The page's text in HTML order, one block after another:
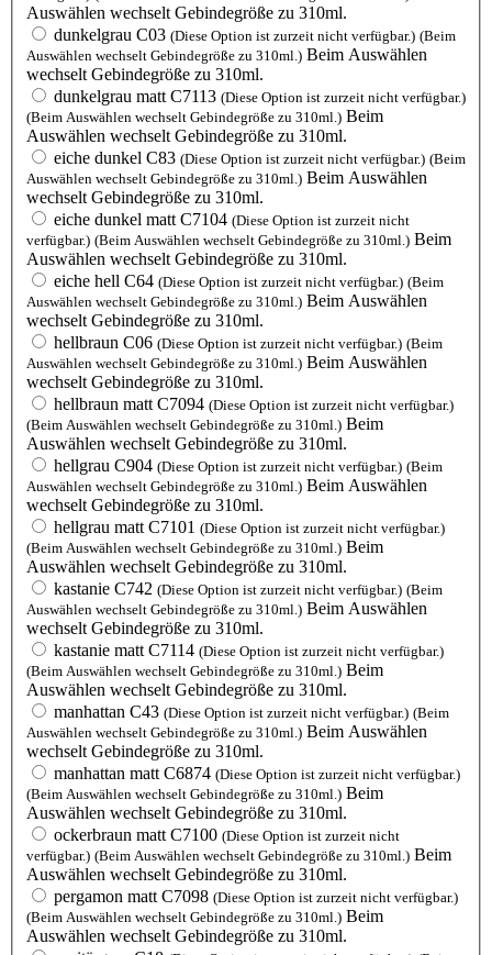
Auswählen wechselt Gebindegröße zu 310ml.
dunkelgrau C03 (Diese Option ist zurzeit nicht verfügbar.) (Beim
Auswählen wechselt Gebindegröße zu 310ml.) Beim Auswählen
wechselt Gebindegröße zu 310ml.
dunkelgrau matt C7113 (Diese Option ist zurzeit nicht verfügbar.)
(Beim Auswählen wechselt Gebindegröße zu 310ml.) Beim
Auswählen wechselt Gebindegröße zu 310ml.
eiche dunkel C83 (Diese Option ist zurzeit nicht verfügbar.) (Beim
Auswählen wechselt Gebindegröße zu 310ml.) Beim Auswählen
wechselt Gebindegröße zu 310ml.
eiche dunkel matt C7104 (Diese Option ist zurzeit nicht
verfügbar.) (Beim Auswählen wechselt Gebindegröße zu 310ml.) Beim
Auswählen wechselt Gebindegröße zu 310ml.
eiche hell C64 (Diese Option ist zurzeit nicht verfügbar.) (Beim
Auswählen wechselt Gebindegröße zu 310ml.) Beim Auswählen
wechselt Gebindegröße zu 310ml.
hellbraun C06 (Diese Option ist zurzeit nicht verfügbar.) (Beim
Auswählen wechselt Gebindegröße zu 310ml.) Beim Auswählen
wechselt Gebindegröße zu 310ml.
hellbraun matt C7094 (Diese Option ist zurzeit nicht verfügbar.)
(Beim Auswählen wechselt Gebindegröße zu 310ml.) Beim
Auswählen wechselt Gebindegröße zu 310ml.
hellgrau C904 (Diese Option ist zurzeit nicht verfügbar.) (Beim
Auswählen wechselt Gebindegröße zu 310ml.) Beim Auswählen
wechselt Gebindegröße zu 310ml.
hellgrau matt C7101 (Diese Option ist zurzeit nicht verfügbar.)
(Beim Auswählen wechselt Gebindegröße zu 310ml.) Beim
Auswählen wechselt Gebindegröße zu 310ml.
kastanie C742 (Diese Option ist zurzeit nicht verfügbar.) (Beim
Auswählen wechselt Gebindegröße zu 310ml.) Beim Auswählen
wechselt Gebindegröße zu 310ml.
kastanie matt C7114 (Diese Option ist zurzeit nicht verfügbar.)
(Beim Auswählen wechselt Gebindegröße zu 310ml.) Beim
Auswählen wechselt Gebindegröße zu 310ml.
manhattan C43 (Diese Option ist zurzeit nicht verfügbar.) (Beim
Auswählen wechselt Gebindegröße zu 310ml.) Beim Auswählen
wechselt Gebindegröße zu 310ml.
manhattan matt C6874 (Diese Option ist zurzeit nicht verfügbar.)
(Beim Auswählen wechselt Gebindegröße zu 310ml.) Beim
Auswählen wechselt Gebindegröße zu 310ml.
ockerbraun matt C7100 (Diese Option ist zurzeit nicht
verfügbar.) (Beim Auswählen wechselt Gebindegröße zu 310ml.) Beim
Auswählen wechselt Gebindegröße zu 310ml.
pergamon matt C7098 (Diese Option ist zurzeit nicht verfügbar.)
(Beim Auswählen wechselt Gebindegröße zu 310ml.) Beim
Auswählen wechselt Gebindegröße zu 310ml.